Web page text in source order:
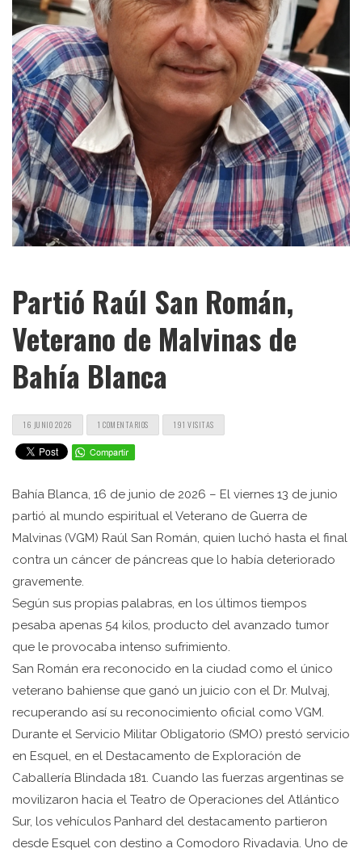
Partió Raúl San Román,
Veterano de Malvinas de
Bahía Blanca
16 JUNIO 2026 1 COMENTARIOS 191 VISITAS
Bahía Blanca, 16 de junio de 2026 – El viernes 13 de junio
partió al mundo espiritual el Veterano de Guerra de
Malvinas (VGM) Raúl San Román, quien luchó hasta el final
contra un cáncer de páncreas que lo había deteriorado
gravemente.
Según sus propias palabras, en los últimos tiempos
pesaba apenas 54 kilos, producto del avanzado tumor
que le provocaba intenso sufrimiento.
San Román era reconocido en la ciudad como el único
veterano bahiense que ganó un juicio con el Dr. Mulvaj,
recuperando así su reconocimiento oficial como VGM.
Durante el Servicio Militar Obligatorio (SMO) prestó servicio
en Esquel, en el Destacamento de Exploración de
Caballería Blindada 181. Cuando las fuerzas argentinas se
movilizaron hacia el Teatro de Operaciones del Atlántico
Sur, los vehículos Panhard del destacamento partieron
desde Esquel con destino a Comodoro Rivadavia. Uno de